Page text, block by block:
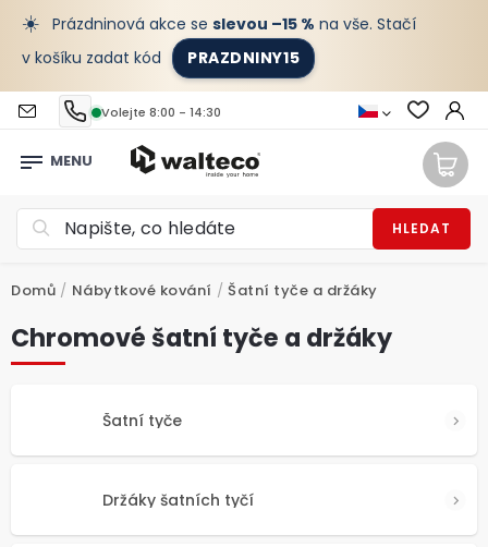
☀️ Prázdninová akce se slevou –15 % na vše. Stačí
v košíku zadat kód
PRAZDNINY15
Volejte 8:00 - 14:30
HLEDAT
Domů / Nábytkové kování / Šatní tyče a držáky
Chromové šatní tyče a držáky
Šatní tyče
Držáky šatních tyčí